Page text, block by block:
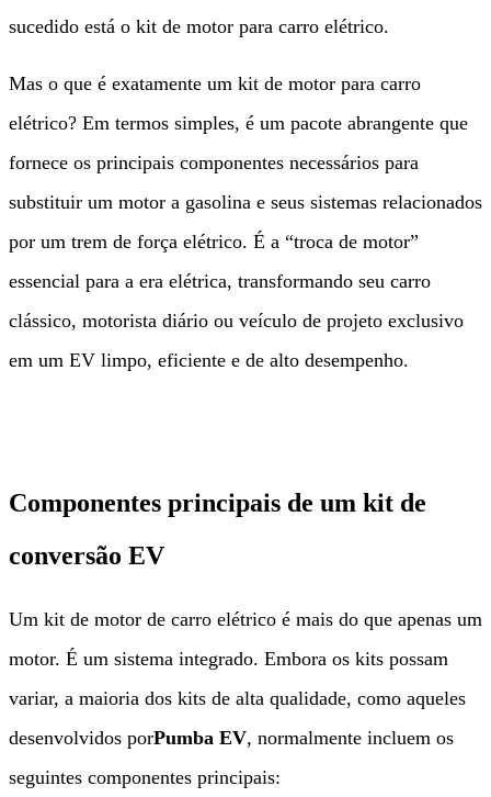
sucedido está o kit de motor para carro elétrico.
Mas o que é exatamente um kit de motor para carro
elétrico? Em termos simples, é um pacote abrangente que
fornece os principais componentes necessários para
substituir um motor a gasolina e seus sistemas relacionados
por um trem de força elétrico. É a “troca de motor”
essencial para a era elétrica, transformando seu carro
clássico, motorista diário ou veículo de projeto exclusivo
em um EV limpo, eficiente e de alto desempenho.
Componentes principais de um kit de
conversão EV
Um kit de motor de carro elétrico é mais do que apenas um
motor. É um sistema integrado. Embora os kits possam
variar, a maioria dos kits de alta qualidade, como aqueles
desenvolvidos porPumba EV, normalmente incluem os
seguintes componentes principais: